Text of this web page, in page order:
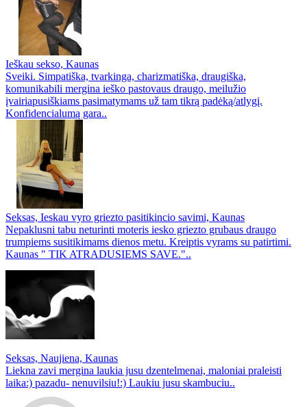
Ieškau sekso, Kaunas
Sveiki. Simpatiška, tvarkinga, charizmatiška, draugiška,
komunikabili mergina ieško pastovaus draugo, meilužio
įvairiapusiškiams pasimatymams už tam tikrą padėką/atlygį.
Konfidencialumą gara..
Seksas, Ieskau vyro griezto pasitikincio savimi, Kaunas
Nepaklusni tabu neturinti moteris iesko griezto grubaus draugo
trumpiems susitikimams dienos metu. Kreiptis vyrams su patirtimi.
Kaunas " TIK ATRADUSIEMS SAVE."..
Seksas, Naujiena, Kaunas
Liekna zavi mergina laukia jusu dzentelmenai, maloniai praleisti
laika:) pazadu- nenuvilsiu!:) Laukiu jusu skambuciu..